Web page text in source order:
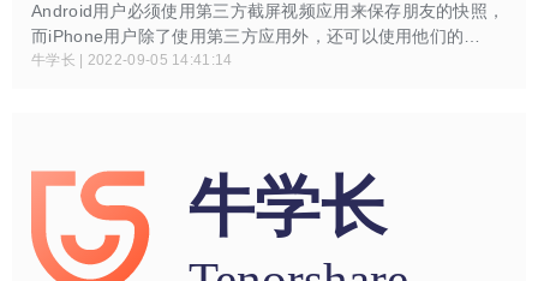
Android用户必须使用第三方截屏视频应用来保存朋友的快照，
而iPhone用户除了使用第三方应用外，还可以使用他们的
Mac。
牛学长 | 2022-09-05 14:41:14